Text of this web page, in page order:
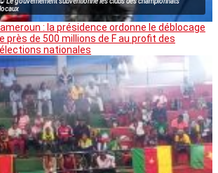
locaux
: la présidence ordonne le déblocage
près de 500 millions de F au profit des
nationales